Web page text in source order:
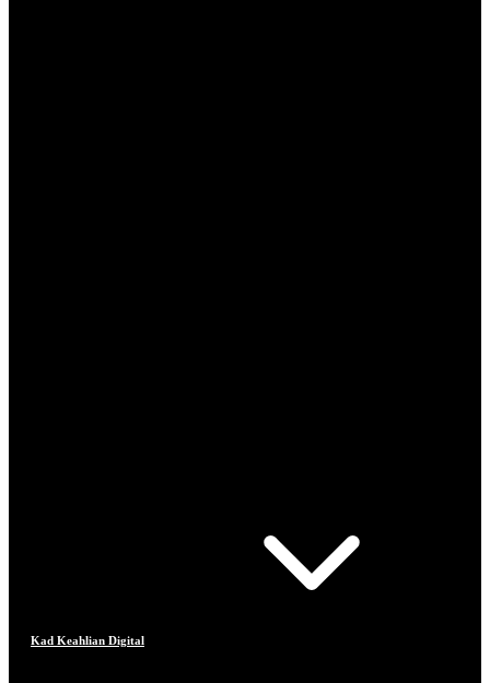
Kad Keahlian Digital